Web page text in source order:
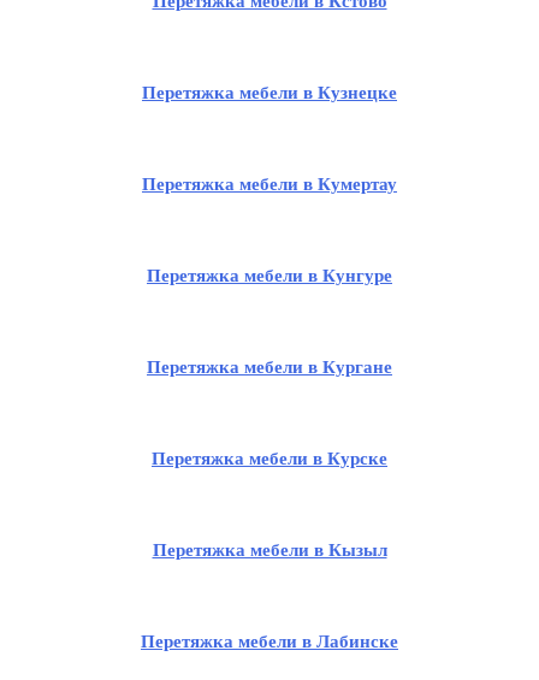
Перетяжка мебели в Кузнецке
Перетяжка мебели в Кумертау
Перетяжка мебели в Кунгуре
Перетяжка мебели в Кургане
Перетяжка мебели в Курске
Перетяжка мебели в Кызыл
Перетяжка мебели в Лабинске